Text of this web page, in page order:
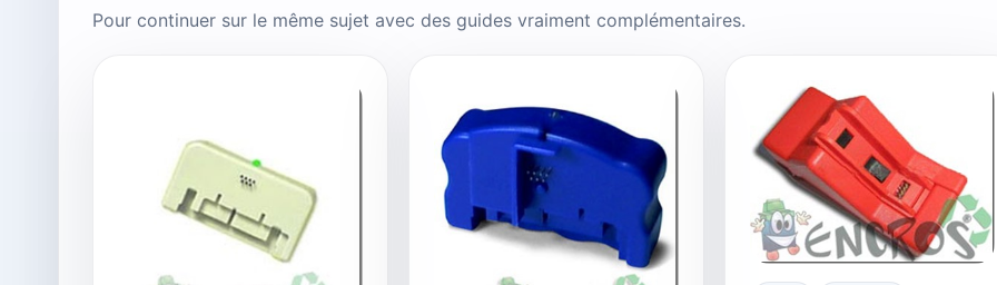
Pour continuer sur le même sujet avec des guides vraiment complémentaires.